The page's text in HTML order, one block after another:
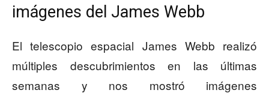
imágenes del James Webb
El telescopio espacial James Webb realizó
múltiples descubrimientos en las últimas
semanas y nos mostró imágenes